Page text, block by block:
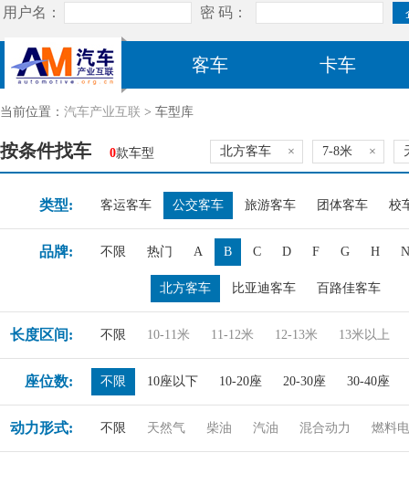
客车 卡车
当前位置： 汽车产业互联 > 车型库
按条件找车 0款车型 北方客车 × 7-8米 ×
类型: 客运客车 公交客车 旅游客车 团体客车 校
品牌: 不限 热门 A B C D F G H N
北方客车 比亚迪客车 百路佳客车
长度区间: 不限 10-11米 11-12米 12-13米 13米以上
座位数: 不限 10座以下 10-20座 20-30座 30-40座
动力形式: 不限 天然气 柴油 汽油 混合动力 燃料